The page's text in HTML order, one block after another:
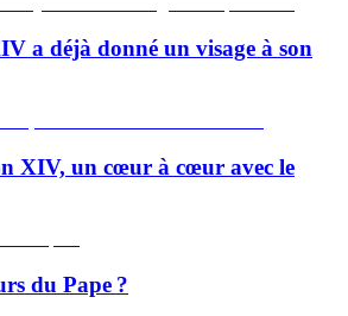
a déjà donné un visage à son
XIV, un cœur à cœur avec le
du Pape ?